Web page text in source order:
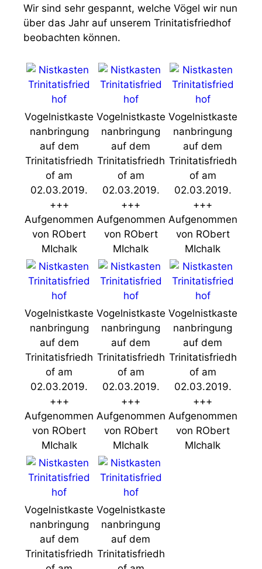
Wir sind sehr gespannt, welche Vögel wir nun
über das Jahr auf unserem Trinitatisfriedhof
beobachten können.
Vogelnistkaste
nanbringung
auf dem
Trinitatisfriedh
of am
02.03.2019.
+++
Aufgenommen
von RObert
MIchalk
Vogelnistkaste
nanbringung
auf dem
Trinitatisfriedh
of am
02.03.2019.
+++
Aufgenommen
von RObert
MIchalk
Vogelnistkaste
nanbringung
auf dem
Trinitatisfriedh
of am
02.03.2019.
+++
Aufgenommen
von RObert
MIchalk
Vogelnistkaste
nanbringung
auf dem
Trinitatisfriedh
of am
02.03.2019.
+++
Aufgenommen
von RObert
MIchalk
Vogelnistkaste
nanbringung
auf dem
Trinitatisfriedh
of am
02.03.2019.
+++
Aufgenommen
von RObert
MIchalk
Vogelnistkaste
nanbringung
auf dem
Trinitatisfriedh
of am
02.03.2019.
+++
Aufgenommen
von RObert
MIchalk
Vogelnistkaste
nanbringung
auf dem
Trinitatisfriedh
Vogelnistkaste
nanbringung
auf dem
Trinitatisfriedh